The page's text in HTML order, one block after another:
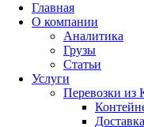
Главная
О компании
Аналитика
Грузы
Статьи
Услуги
Перевозки из